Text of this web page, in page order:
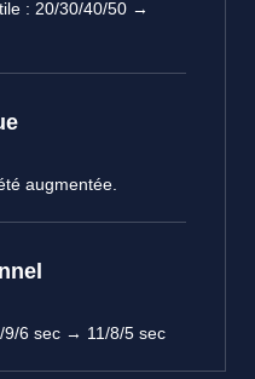
: 20/30/40/50 →
augmentée.
9/6 sec → 11/8/5 sec